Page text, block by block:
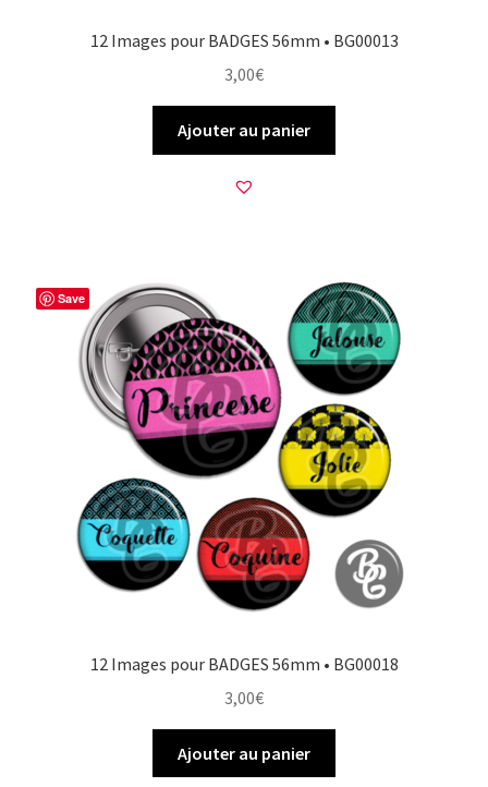
12 Images pour BADGES 56mm • BG00013
3,00€
Ajouter au panier
Save
12 Images pour BADGES 56mm • BG00018
3,00€
Ajouter au panier